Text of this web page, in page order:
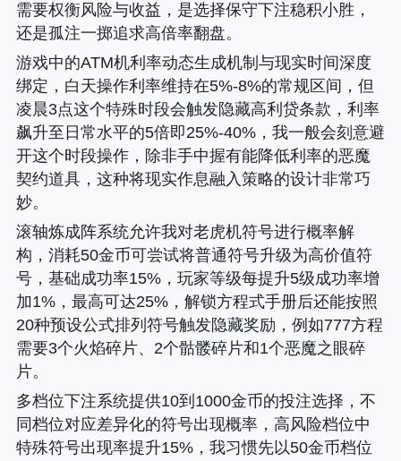
需要权衡风险与收益，是选择保守下注稳积小胜，
还是孤注一掷追求高倍率翻盘。
游戏中的ATM机利率动态生成机制与现实时间深度
绑定，白天操作利率维持在5%-8%的常规区间，但
凌晨3点这个特殊时段会触发隐藏高利贷条款，利率
飙升至日常水平的5倍即25%-40%，我一般会刻意避
开这个时段操作，除非手中握有能降低利率的恶魔
契约道具，这种将现实作息融入策略的设计非常巧
妙。
滚轴炼成阵系统允许我对老虎机符号进行概率解
构，消耗50金币可尝试将普通符号升级为高价值符
号，基础成功率15%，玩家等级每提升5级成功率增
加1%，最高可达25%，解锁方程式手册后还能按照
20种预设公式排列符号触发隐藏奖励，例如777方程
需要3个火焰碎片、2个骷髅碎片和1个恶魔之眼碎
片。
多档位下注系统提供10到1000金币的投注选择，不
同档位对应差异化的符号出现概率，高风险档位中
特殊符号出现率提升15%，我习惯先以50金币档位